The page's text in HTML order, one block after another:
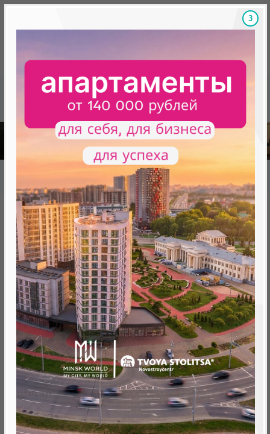
Скидки на новостройки, бонусы Готовые
База новостроек Минска «Минск Мир»
30.8 "Майами", квартал "Северная Америка"
30.8 "Майами", квартал
"Северная Америка"
нет в продаже
Минск, Октябрьский, ул. Кижеватова
метро «Ковальская Слобода», 566 м
2